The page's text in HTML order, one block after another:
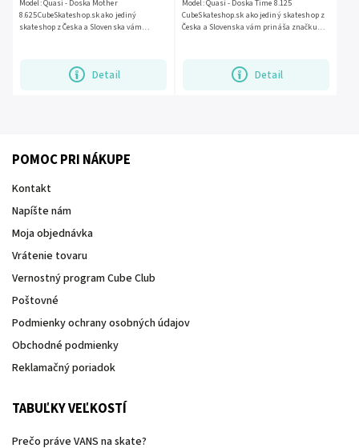
Detail
Model: Quasi - Doska Mother
8.625CubeSkateshop.sk ako jediný
skateshop z Česka a Slovenska vám
Detail
Model: Quasi - Doska Time 8.125
CubeSkateshop.sk ako jediný skateshop z
Česka a Slovenska vám prináša značku
POMOC PRI NÁKUPE
Kontakt
Napíšte nám
Moja objednávka
Vrátenie tovaru
Vernostný program Cube Club
Poštovné
Podmienky ochrany osobných údajov
Obchodné podmienky
Reklamačný poriadok
TABUĽKY VEĽKOSTÍ
Prečo práve VANS na skate?